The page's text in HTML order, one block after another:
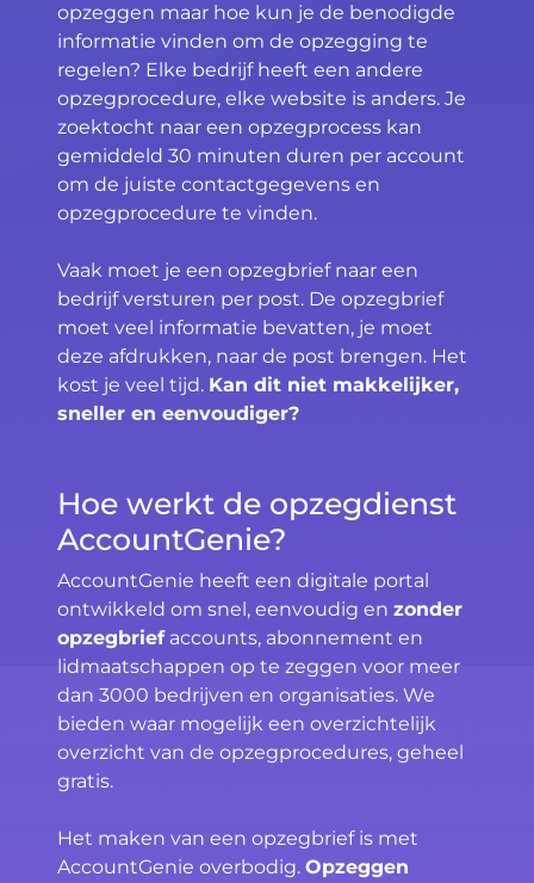
opzeggen maar hoe kun je de benodigde
informatie vinden om de opzegging te
regelen? Elke bedrijf heeft een andere
opzegprocedure, elke website is anders. Je
zoektocht naar een opzegprocess kan
gemiddeld 30 minuten duren per account
om de juiste contactgegevens en
opzegprocedure te vinden.
Vaak moet je een opzegbrief naar een
bedrijf versturen per post. De opzegbrief
moet veel informatie bevatten, je moet
deze afdrukken, naar de post brengen. Het
kost je veel tijd. Kan dit niet makkelijker,
sneller en eenvoudiger?
Hoe werkt de opzegdienst
AccountGenie?
AccountGenie heeft een digitale portal
ontwikkeld om snel, eenvoudig en zonder
opzegbriefaccounts, abonnement en
lidmaatschappen op te zeggen voor meer
dan 3000 bedrijven en organisaties. We
bieden waar mogelijk een overzichtelijk
overzicht van de opzegprocedures, geheel
gratis.
Het maken van een opzegbrief is met
AccountGenie overbodig. Opzeggen